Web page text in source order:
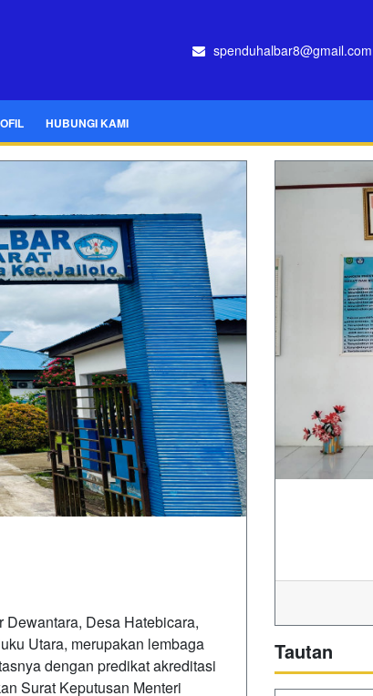
spenduhalbar8@gmail.com
HUBUNGI KAMI
Desa Hatebicara,
Utara, merupakan lembaga
dengan predikat akreditasi
Surat Keputusan Menteri
Tautan